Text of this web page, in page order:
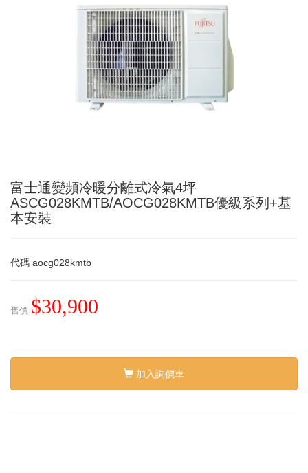
富士通變頻冷暖分離式冷氣4坪
ASCG028KMTB/AOCG028KMTB優級系列+基
本安裝
代碼 aocg028kmtb
售價 $30,900
加入詢價車